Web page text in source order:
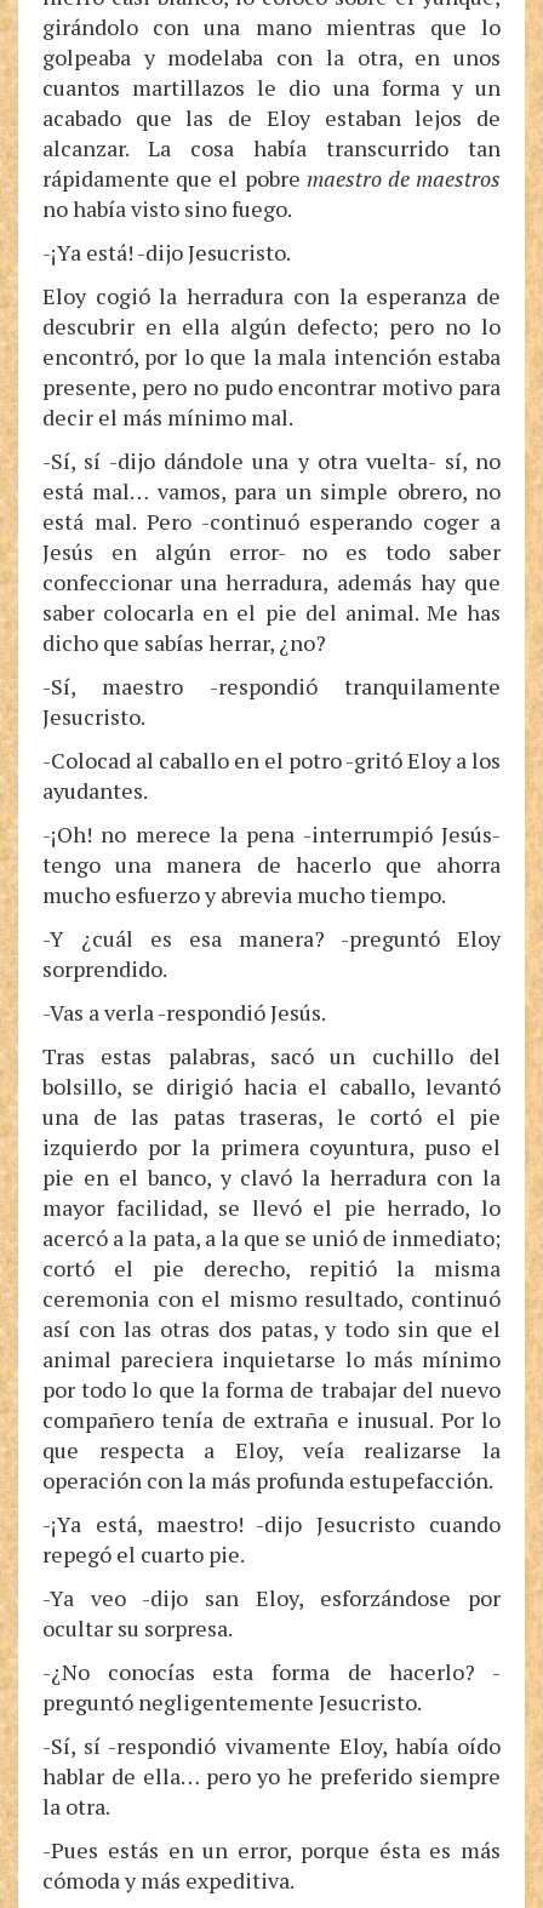
girándolo con una mano mientras que lo
golpeaba y modelaba con la otra, en unos
cuantos martillazos le dio una forma y un
acabado que las de Eloy estaban lejos de
alcanzar. La cosa había transcurrido tan
rápidamente que el pobre maestro de maestros
no había visto sino fuego.
-¡Ya está! -dijo Jesucristo.
Eloy cogió la herradura con la esperanza de
descubrir en ella algún defecto; pero no lo
encontró, por lo que la mala intención estaba
presente, pero no pudo encontrar motivo para
decir el más mínimo mal.
-Sí, sí -dijo dándole una y otra vuelta- sí, no
está mal… vamos, para un simple obrero, no
está mal. Pero -continuó esperando coger a
Jesús en algún error- no es todo saber
confeccionar una herradura, además hay que
saber colocarla en el pie del animal. Me has
dicho que sabías herrar, ¿no?
-Sí, maestro -respondió tranquilamente
Jesucristo.
-Colocad al caballo en el potro -gritó Eloy a los
ayudantes.
-¡Oh! no merece la pena -interrumpió Jesús-
tengo una manera de hacerlo que ahorra
mucho esfuerzo y abrevia mucho tiempo.
-Y ¿cuál es esa manera? -preguntó Eloy
sorprendido.
-Vas a verla -respondió Jesús.
Tras estas palabras, sacó un cuchillo del
bolsillo, se dirigió hacia el caballo, levantó
una de las patas traseras, le cortó el pie
izquierdo por la primera coyuntura, puso el
pie en el banco, y clavó la herradura con la
mayor facilidad, se llevó el pie herrado, lo
acercó a la pata, a la que se unió de inmediato;
cortó el pie derecho, repitió la misma
ceremonia con el mismo resultado, continuó
así con las otras dos patas, y todo sin que el
animal pareciera inquietarse lo más mínimo
por todo lo que la forma de trabajar del nuevo
compañero tenía de extraña e inusual. Por lo
que respecta a Eloy, veía realizarse la
operación con la más profunda estupefacción.
-¡Ya está, maestro! -dijo Jesucristo cuando
repegó el cuarto pie.
-Ya veo -dijo san Eloy, esforzándose por
ocultar su sorpresa.
-¿No conocías esta forma de hacerlo? -
preguntó negligentemente Jesucristo.
-Sí, sí -respondió vivamente Eloy, había oído
hablar de ella… pero yo he preferido siempre
la otra.
-Pues estás en un error, porque ésta es más
cómoda y más expeditiva.